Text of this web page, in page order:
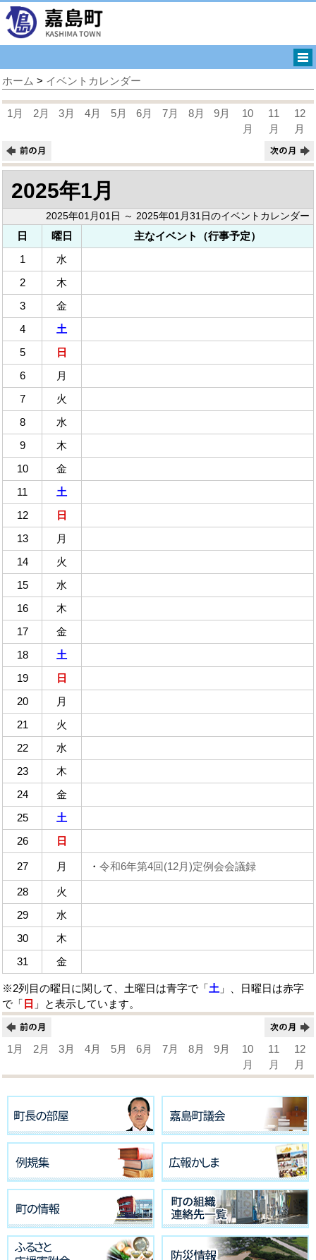
ホーム > イベントカレンダー
1月 2月 3月 4月 5月 6月 7月 8月 9月
10
月
11
月
12
月
2025年1月
2025年01月01日 ～ 2025年01月31日のイベントカレンダー
日 曜日
主なイベント（行事予定）
1
水
2
木
3
金
4
土
5
日
6
月
7
火
8
水
9
木
10
金
11
土
12
日
13
月
14
火
15
水
16
木
17
金
18
土
19
日
20
月
21
火
22
水
23
木
24
金
25
土
26
日
27 月 ・ 令和6年第4回(12月)定例会会議録
28
火
29
水
30
木
31
金
※2列目の曜日に関して、土曜日は青字で「土 」、日曜日は赤字
で「 日 」と表示しています。
1月 2月 3月 4月 5月 6月 7月 8月 9月
10
月
11
月
12
月